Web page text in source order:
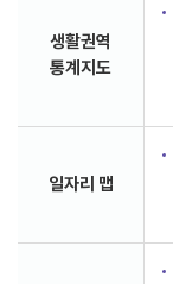
생활권역
통계지도
일자리 맵